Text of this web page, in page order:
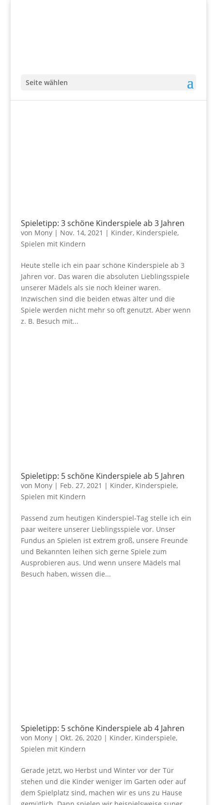
Seite wählen
Spieletipp: 3 schöne Kinderspiele ab 3 Jahren
von Mony| Nov. 14, 2021 | Kinder, Kinderspiele,
Spielen mit Kindern
Heute stelle ich ein paar schöne Kinderspiele ab 3
Jahren vor. Das waren die absoluten Lieblingsspiele
unserer Mädels als sie noch kleiner waren.
Inzwischen sind die beiden etwas älter und die
Spiele werden nicht mehr so oft genutzt. Aber wenn
z. B. Besuch mit...
Spieletipp: 5 schöne Kinderspiele ab 5 Jahren
von Mony| Feb. 27, 2021 | Kinder, Kinderspiele,
Spielen mit Kindern
Passend zum heutigen Kinderspiel-Tag stelle ich ein
paar weitere unserer Lieblingsspiele vor. Unser
Fundus an Spielen ist extrem groß, unsere Freunde
und Bekannten leihen sich gerne Spiele zum
Ausprobieren aus. Und wenn unsere Mädels mal
Besuch haben, wissen die...
Spieletipp: 5 schöne Kinderspiele ab 4 Jahren
von Mony| Okt. 26, 2020| Kinder, Kinderspiele,
Spielen mit Kindern
Gerade jetzt, wo Herbst und Winter vor der Tür
stehen und die Kinder weniger im Garten oder auf
dem Spielplatz sind, machen wir es uns zu Hause